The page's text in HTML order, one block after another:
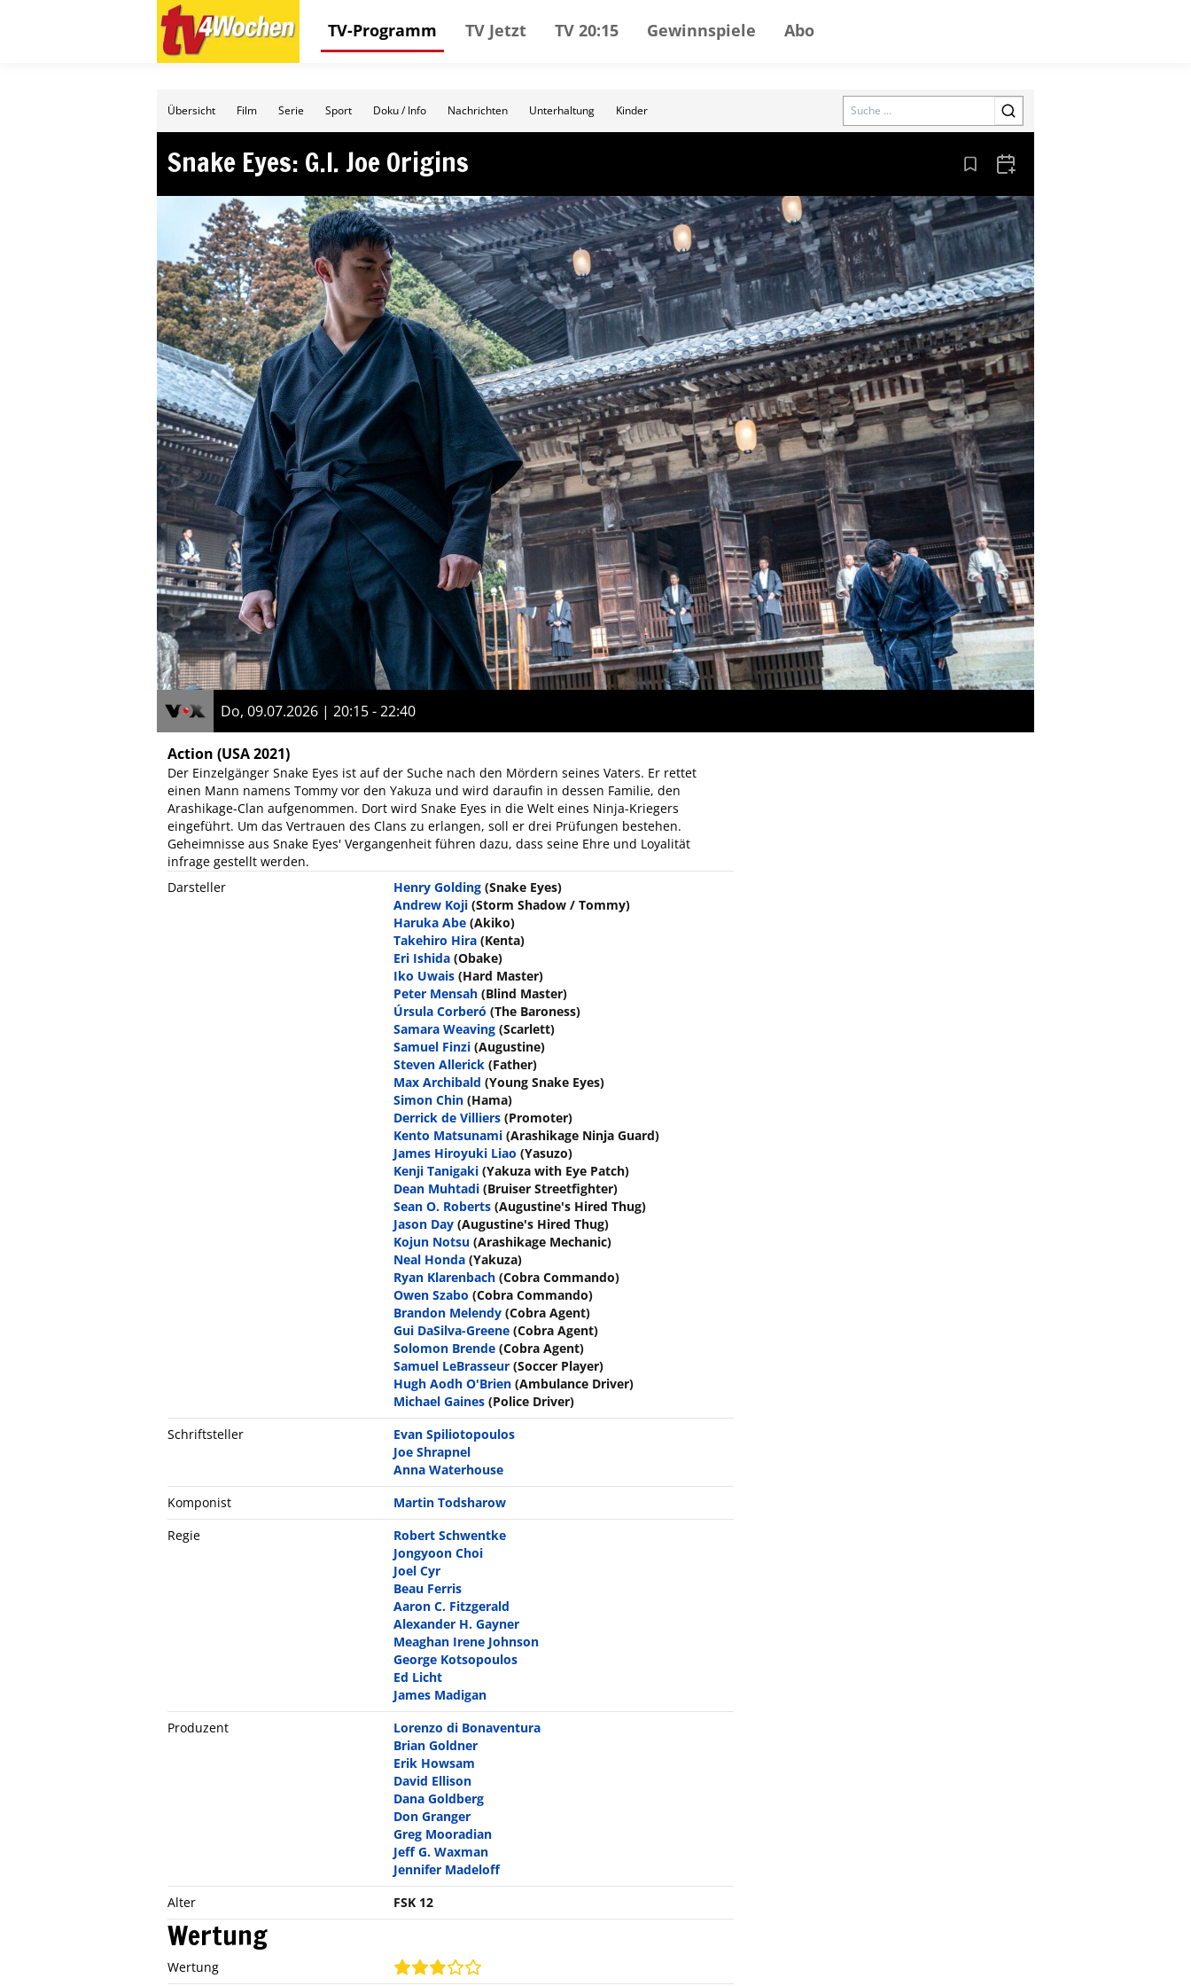
TV-Programm TV Jetzt TV 20:15 Gewinnspiele Abo
Übersicht Film Serie Sport Doku / Info Nachrichten Unterhaltung Kinder Search
Snake Eyes: G.I. Joe Origins Aus den Lesezeichen entfernen
Zum Kalender hinzufügen
Do, 09.07.2026 | 20:15 - 22:40
Action (USA 2021)
Der Einzelgänger Snake Eyes ist auf der Suche nach den Mördern seines Vaters. Er rettet
einen Mann namens Tommy vor den Yakuza und wird daraufin in dessen Familie, den
Arashikage-Clan aufgenommen. Dort wird Snake Eyes in die Welt eines Ninja-Kriegers
eingeführt. Um das Vertrauen des Clans zu erlangen, soll er drei Prüfungen bestehen.
Geheimnisse aus Snake Eyes' Vergangenheit führen dazu, dass seine Ehre und Loyalität
infrage gestellt werden.
Darsteller
Henry Golding (Snake Eyes)
Andrew Koji (Storm Shadow / Tommy)
Haruka Abe (Akiko)
Takehiro Hira (Kenta)
Eri Ishida (Obake)
Iko Uwais (Hard Master)
Peter Mensah (Blind Master)
Úrsula Corberó (The Baroness)
Samara Weaving (Scarlett)
Samuel Finzi (Augustine)
Steven Allerick (Father)
Max Archibald (Young Snake Eyes)
Simon Chin (Hama)
Derrick de Villiers (Promoter)
Kento Matsunami (Arashikage Ninja Guard)
James Hiroyuki Liao (Yasuzo)
Kenji Tanigaki (Yakuza with Eye Patch)
Dean Muhtadi (Bruiser Streetfighter)
Sean O. Roberts (Augustine's Hired Thug)
Jason Day (Augustine's Hired Thug)
Kojun Notsu (Arashikage Mechanic)
Neal Honda (Yakuza)
Ryan Klarenbach (Cobra Commando)
Owen Szabo (Cobra Commando)
Brandon Melendy (Cobra Agent)
Gui DaSilva-Greene (Cobra Agent)
Solomon Brende (Cobra Agent)
Samuel LeBrasseur (Soccer Player)
Hugh Aodh O'Brien (Ambulance Driver)
Michael Gaines (Police Driver)
Schriftsteller
Evan Spiliotopoulos
Joe Shrapnel
Anna Waterhouse
Komponist
Martin Todsharow
Regie
Robert Schwentke
Jongyoon Choi
Joel Cyr
Beau Ferris
Aaron C. Fitzgerald
Alexander H. Gayner
Meaghan Irene Johnson
George Kotsopoulos
Ed Licht
James Madigan
Produzent
Lorenzo di Bonaventura
Brian Goldner
Erik Howsam
David Ellison
Dana Goldberg
Don Granger
Greg Mooradian
Jeff G. Waxman
Jennifer Madeloff
Alter
FSK 12
Wertung
Wertung